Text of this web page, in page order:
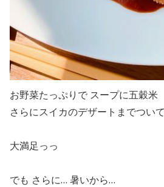
お野菜たっぷりで スープに五穀米
さらにスイカのデザートまでつい
大満足っっ
でも さらに… 暑いから…